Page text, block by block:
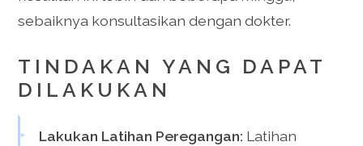
sebaiknya konsultasikan dengan dokter.
TINDAKAN YANG DAPAT
DILAKUKAN
Lakukan Latihan Peregangan: Latihan